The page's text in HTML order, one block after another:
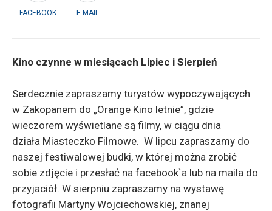
FACEBOOK E-MAIL
Kino czynne w miesiącach Lipiec i Sierpień
Serdecznie zapraszamy turystów wypoczywających
w Zakopanem do „Orange Kino letnie”, gdzie
wieczorem wyświetlane są filmy, w ciągu dnia
działa Miasteczko Filmowe. W lipcu zapraszamy do
naszej festiwalowej budki, w której można zrobić
sobie zdjęcie i przesłać na facebook`a lub na maila do
przyjaciół. W sierpniu zapraszamy na wystawę
fotografii Martyny Wojciechowskiej, znanej